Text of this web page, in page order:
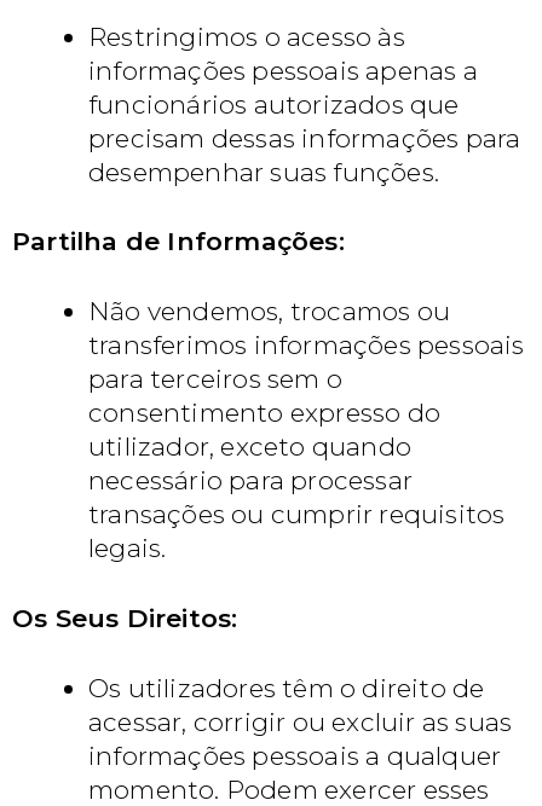
Restringimos o acesso às
informações pessoais apenas a
funcionários autorizados que
precisam dessas informações para
desempenhar suas funções.
Partilha de Informações:
Não vendemos, trocamos ou
transferimos informações pessoais
para terceiros sem o
consentimento expresso do
utilizador, exceto quando
necessário para processar
transações ou cumprir requisitos
legais.
Os Seus Direitos:
Os utilizadores têm o direito de
acessar, corrigir ou excluir as suas
informações pessoais a qualquer
momento. Podem exercer esses